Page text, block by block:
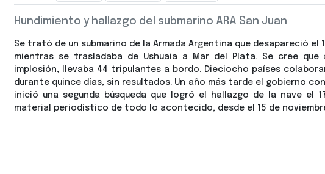
Hundimiento y hallazgo del submarino ARA San Juan
Se trató deun submarino de la Armada Argentina que desapareció el
mientras se trasladaba de Ushuaia a Mar del Plata. Se cree que
implosión, llevaba 44 tripulantes a bordo. Dieciocho países
durante quince días, sin resultados. Un año más tarde el gobierno
inició una segunda búsqueda que logró el hallazgo de la nave el
material periodístico de todo lo acontecido, desde el 15 de